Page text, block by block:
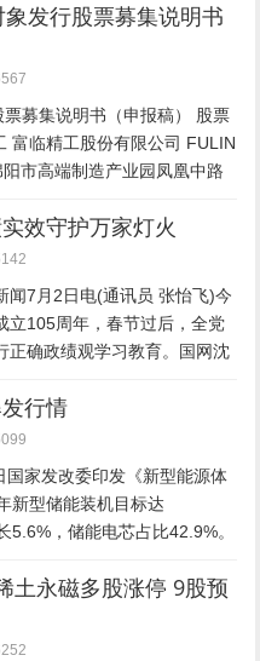
监控，而是通过机理模型与人
发行股票募集说明书
募集说明书（申报稿） 股票
富临精工股份有限公司 FULIN
市高端制造产业园凤凰中路
效守护万家灯火
7月2日电(通讯员 张怡飞)今
立105周年，春节过后，全党
正确政绩观学习教育。国网沈
讨，下发了12次学习通知单、
行情
家发改委印发《新型能源体
新型储能装机目标达
，储能电芯占比42.9%。
土永磁多股涨停 9股预